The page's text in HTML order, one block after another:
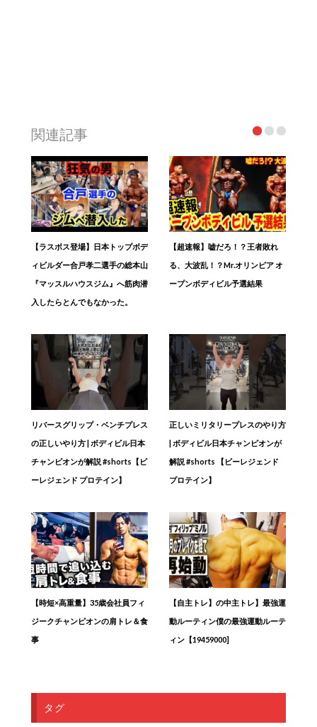
関連記事
【ラスボス登場】日本トップボデ
ィビルダー合戸孝二選手の総本山
『マッスルハウスジム』へ筋肉潜
入したらとんでもなかった。
【超速報】嘘だろ！？王者敗れ
る、大波乱！？Mr.オリンピア オ
ープンボディビル予選結果
リバースグリップ・ベンチプレス
の正しいやり方 | ボディビル日本
チャンピオンが解説 #shorts【ビ
ーレジェンド プロテイン】
正しいミリタリープレスのやり方
| ボディビル日本チャンピオンが
解説 #shorts 【ビーレジェンド
プロテイン】
【時短×高重量】35歳会社員フィ
ジークチャンピオンの肩トレ＆食
事
【自主トレ】の中主トレ】最強運
動ルーティン僕の最強運動ルーテ
ィン【19459000]
タグ